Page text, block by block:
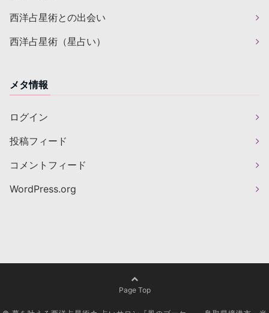
西洋占星術との出会い
西洋占星術（星占い）
メタ情報
ログイン
投稿フィード
コメントフィード
WordPress.org
Page Top